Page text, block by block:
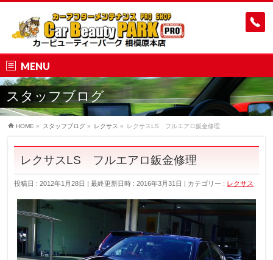
MENU
スタッフブログ
HOME » スタッフブログ » レクサス » レクサスLS フルエアロ鈑金修理
レクサスLS フルエアロ鈑金修理
投稿日 : 2012年1月28日 最終更新日時 : 2016年3月31日 カテゴリー : レクサス